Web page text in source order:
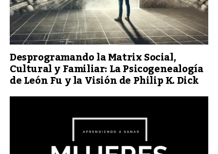
Desprogramando la Matrix Social,
Cultural y Familiar: La Psicogenealogía
de León Fu y la Visión de Philip K. Dick